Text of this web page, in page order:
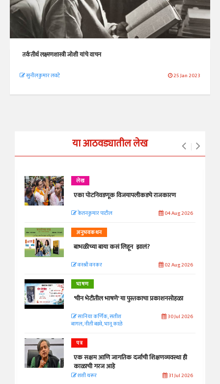
तर्कतीर्थ लक्ष्मणशास्त्री जोशी यांचे वाचन
सुनीलकुमार लवटे 25 Jan 2023
या आठवड्यातील लेख
लेख
एका पोटनिवडणूक विजयापलीकडचे राजकारण
केतनकुमार पाटील 04 Aug 2026
अनुभवकथन
बाभळीच्या बाया कसं लिहून झालं?
वनश्री वनकर 02 Aug 2026
भाषण
'चीन भेटीतील भाषणे' या पुस्तकाचा प्रकाशनसोहळा
सानिया कर्णिक, सतीश
बागल, नीती बडवे, भानू काळे
30 Jul 2026
पत्र
एक सक्षम आणि जागतिक दर्जाची शिक्षणव्यवस्था ही
काळाची गरज आहे
शशी थरूर 31 Jul 2026